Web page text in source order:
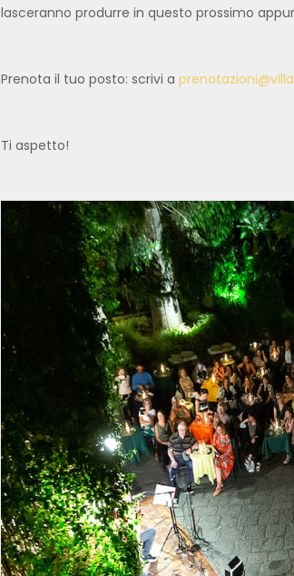
lasceranno produrre in questo prossimo
Prenota il tuo posto: scrivi a
Ti aspetto!